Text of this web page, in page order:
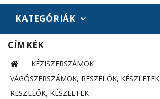
KATEGÓRIÁK
CÍMKÉK
KÉZISZERSZÁMOK
VÁGÓSZERSZÁMOK, RESZELŐK, KÉSZLETEK
RESZELŐK, KÉSZLETEK